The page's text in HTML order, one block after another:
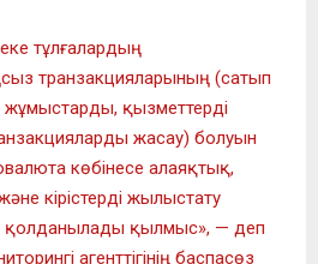
тұлғалардың
транзакцияларының (сатып
жұмыстарды, қызметтерді
жасау) болуын
көбінесе алаяқтық,
кірістерді жылыстату
қолданылады қылмыс», — деп
агенттігінің баспасөз